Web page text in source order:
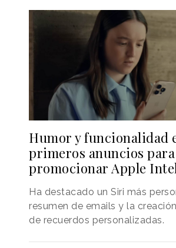
Humor y funcionalidad
primeros anuncios para
promocionar Apple
Ha destacado un Siri más
resumen de emails y la
de recuerdos personalizadas.